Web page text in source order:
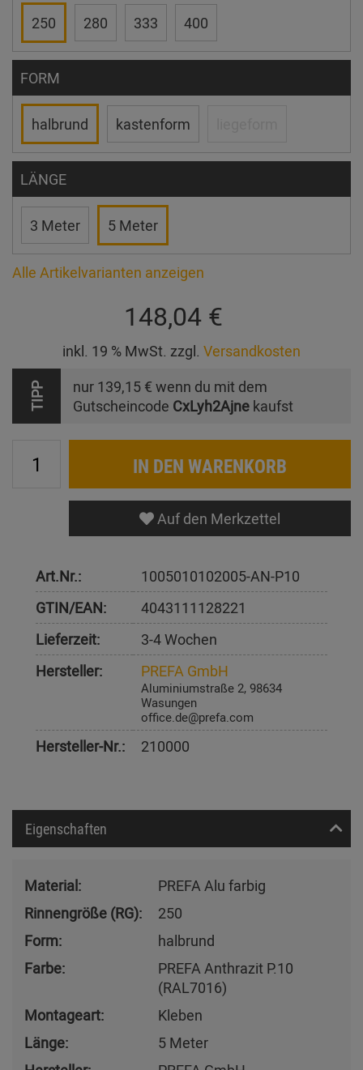
250 280 333 400
FORM
halbrund kastenform
LÄNGE
3 Meter 5 Meter
Alle Artikelvarianten anzeigen
148,04 €
inkl. 19 % MwSt. zzgl. Versandkosten
TIPP nur 139,15 € wenn du mit dem
Gutscheincode CxLyh2Ajne kaufst
IN DEN WARENKORB
Auf den Merkzettel
Art.Nr.:
1005010102005-AN-P10
GTIN/EAN:
4043111128221
Lieferzeit:
3-4 Wochen
Hersteller:
PREFA GmbH
Aluminiumstraße 2, 98634
Wasungen
office.de@prefa.com
Hersteller-Nr.: 210000
Eigenschaften
Material:
PREFA Alu farbig
Rinnengröße (RG):
250
Form:
halbrund
Farbe:
PREFA Anthrazit P.10
(RAL7016)
Montageart:
Kleben
Länge:
5 Meter